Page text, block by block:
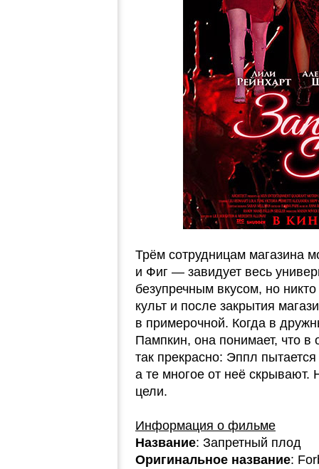
Трём сотрудницам магазина
и Фиг — завидует весь
безупречным вкусом, но
культ и после закрытия
в примерочной. Когда в
Пампкин, она понимает, что
так прекрасно: Эппл
а те многое от неё
цели.
Информация о фильме
Название: Запретный плод
Оригинальное название: